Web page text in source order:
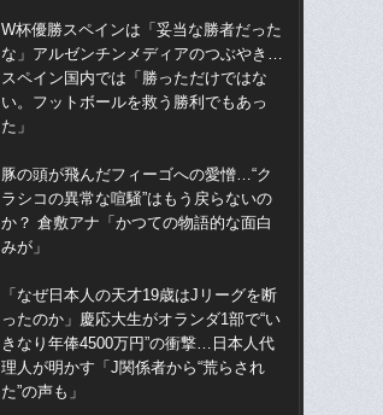
W杯優勝スペインは「妥当な勝者だった
な」アルゼンチンメディアのつぶやき…
スペイン国内では「勝っただけではな
い。フットボールを救う勝利でもあっ
た」
豚の頭が飛んだフィーゴへの愛憎…“ク
ラシコの異常な喧騒”はもう戻らないの
か？ 倉敷アナ「かつての物語的な面白
みが」
「なぜ日本人の天才19歳はJリーグを断
ったのか」慶応大生がオランダ1部で“い
きなり年俸4500万円”の衝撃…日本人代
理人が明かす「J関係者から“荒らされ
た”の声も」